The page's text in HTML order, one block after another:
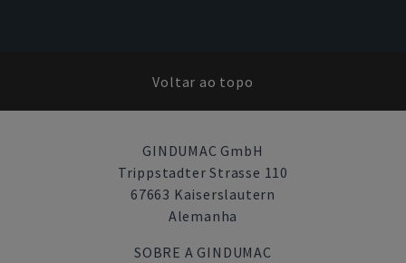
Voltar ao topo
GINDUMAC GmbH
Trippstadter Strasse 110
67663 Kaiserslautern
Alemanha
SOBRE A GINDUMAC